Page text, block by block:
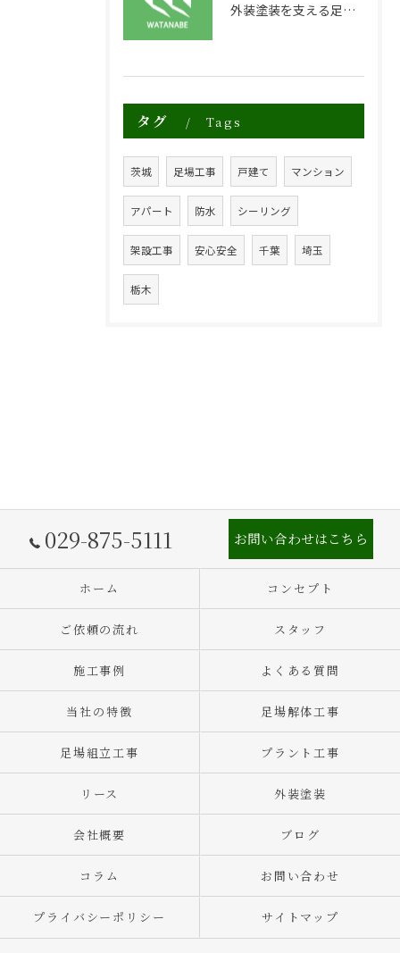
外装塗装を支える足場工事の重要性と技術解説
タグ Tags
茨城 足場工事 戸建て マンション
アパート 防水 シーリング
架設工事 安心安全 千葉 埼玉
栃木
029-875-5111 お問い合わせはこちら
ホーム コンセプト
ご依頼の流れ スタッフ
施工事例 よくある質問
当社の特徴 足場解体工事
足場組立工事 プラント工事
リース 外装塗装
会社概要 ブログ
コラム お問い合わせ
プライバシーポリシー サイトマップ